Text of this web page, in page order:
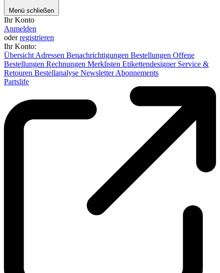
Menü schließen
Ihr Konto
Anmelden
oderregistrieren
Ihr Konto:
Übersicht Adressen Benachrichtigungen Bestellungen Offene
Bestellungen Rechnungen Merklisten Etikettendesigner Service &
Retouren Bestellanalyse NewsletterAbonnements
Partslife